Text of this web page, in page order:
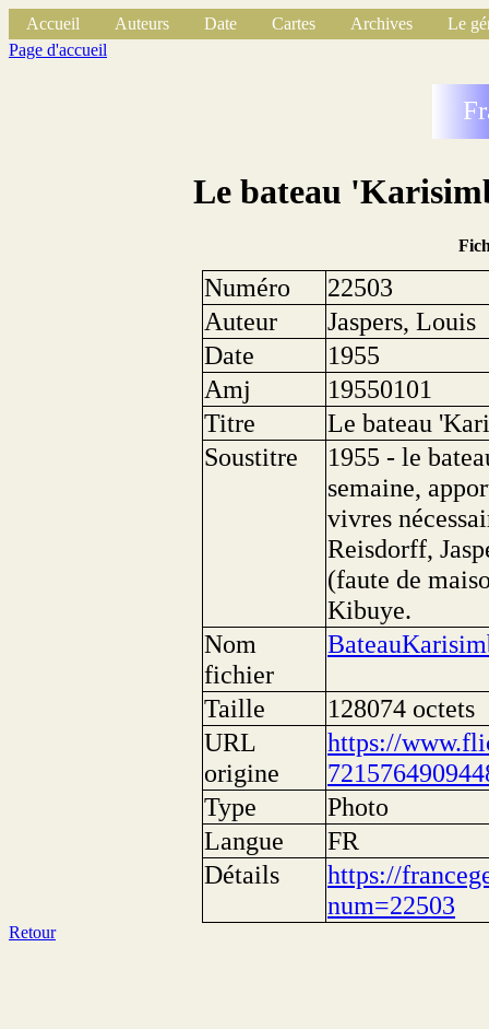
Accueil Auteurs Date Cartes Archives
Le
Page d'accueil
Le bateau
Numéro
22503
Auteur
Jaspers, Louis
Date
1955
Amj
19550101
Titre
Le bateau
Soustitre
1955 - le
semaine,
vivres
Reisdorff,
(faute de
Kibuye.
Nom
fichier
Taille
128074 octets
URL
origine
https://
Type
Photo
Langue
FR
Détails
https://
num=22503
Retour